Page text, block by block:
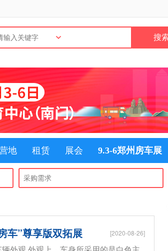
地 租赁 展会 9.3-6郑州房车展
车”尊享版双拓展 [2020-08-26]